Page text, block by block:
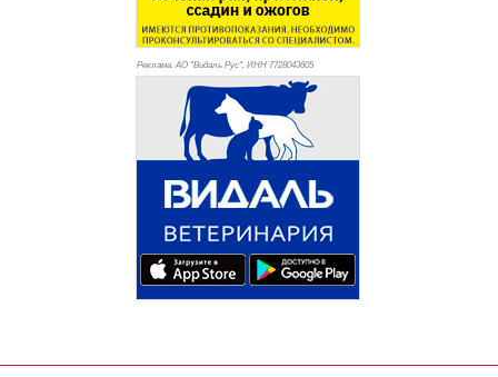
Реклама. АО "Видаль Рус", ИНН 7728043605